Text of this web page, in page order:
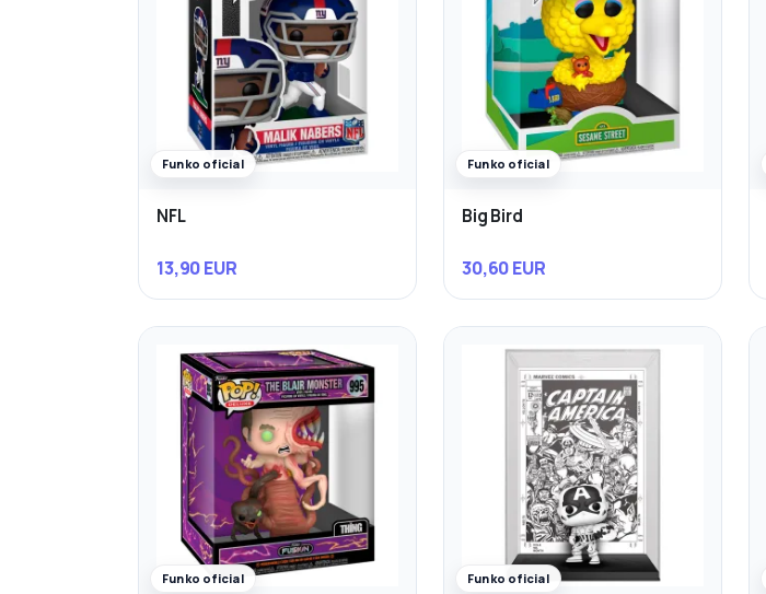
Funko oficial
NFL
13,90 EUR
Funko oficial
Big Bird
30,60 EUR
Funko oficial Funko oficial